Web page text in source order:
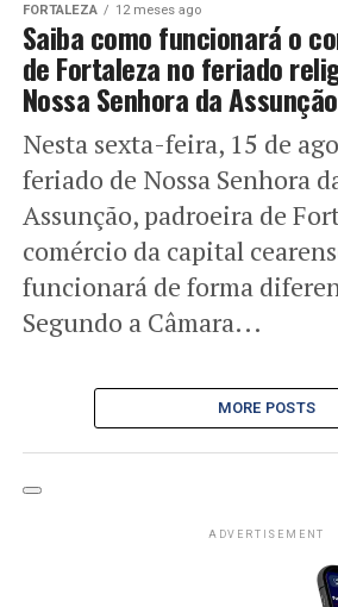
FORTALEZA 12 meses ago
Saiba como funcionará o
de Fortaleza no feriado
Nossa Senhora da Assunção
Nesta sexta-feira, 15 de
feriado de Nossa Senhora
Assunção, padroeira de
comércio da capital
funcionará de forma
Segundo a Câmara...
MORE POSTS
ADVERTISEMENT